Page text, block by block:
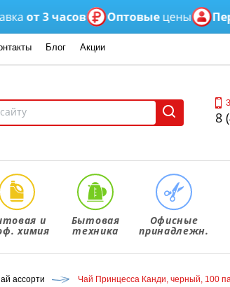
3 часов Оптовыецены
Блог Акции
8
и
химия
Бытовая
техника
Офисные
принадлежн.
ассорти Чай Принцесса Канди, черный, 100